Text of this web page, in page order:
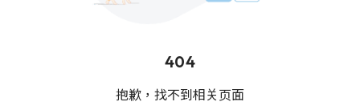
404
抱歉，找不到相关页面